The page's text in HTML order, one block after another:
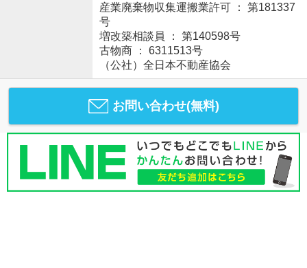
産業廃棄物収集運搬業許可 ： 第181337
号
増改築相談員 ： 第140598号
古物商 ： 6311513号
（公社）全日本不動産協会
お問い合わせ(無料)